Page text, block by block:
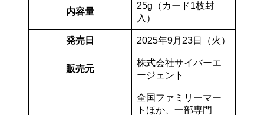
内容量
25g（カード1枚封
入）
発売日 2025年9月23日（火）
販売元
株式会社サイバーエ
ージェント
全国ファミリーマー
トほか、一部専門